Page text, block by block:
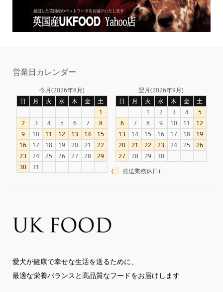
営業日カレンダー
今月(2026年8月)
日
月 火 水 木 金
土
1
2
3 4 5 6 7
8
9
10 11 12 13 14
15
16
17 18 19 20 21
22
23
24 25 26 27 28
29
30
31
翌月(2026年9月)
日
月 火 水 木 金
土
1
2 3 4
5
6
7 8 9 10 11
12
13
14 15 16 17 18
19
20
21 22 23 24 25
26
27
28 29
30
(
発送業務休日)
愛犬が健康で幸せな生活を送るために、
最適な栄養バランスと高品質なフードをお届けします